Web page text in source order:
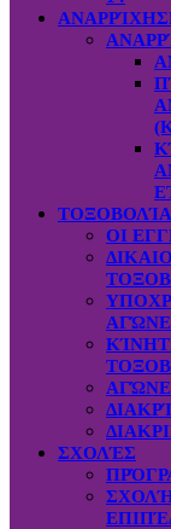
ΤΟΞΟΒΟΛΊΑ
ΟΙ
ΣΧΟΛΈΣ